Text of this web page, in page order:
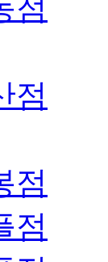
점
점
점
점